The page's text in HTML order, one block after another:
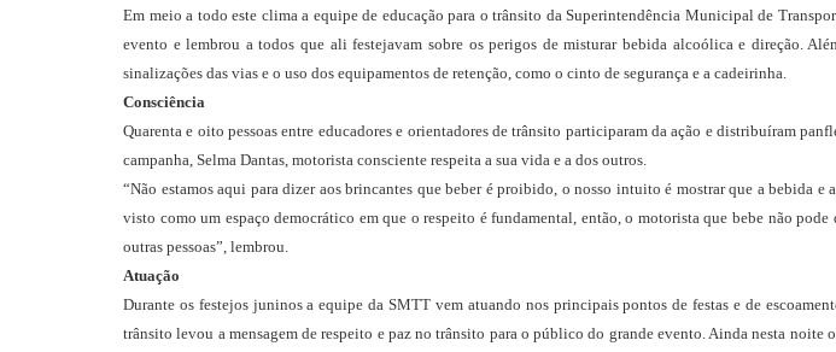
Em meio a todo este clima a equipe de educação para o trânsito da Superintendência Municipal de
evento e lembrou a todos que ali festejavam sobre os perigos de misturar bebida alcoólica e direção.
sinalizações das vias e o uso dos equipamentos de retenção, como o cinto de segurança e a cadeirinha.
Consciência
Quarenta e oito pessoas entre educadores e orientadores de trânsito participaram da ação e distribuíram
campanha, Selma Dantas, motorista consciente respeita a sua vida e a dos outros.
“Não estamos aqui para dizer aos brincantes que beber é proibido, o nosso intuito é mostrar que a bebida e
visto como um espaço democrático em que o respeito é fundamental, então, o motorista que bebe não
outras pessoas”, lembrou.
Atuação
Durante os festejos juninos a equipe da SMTT vem atuando nos principais pontos de festas e de
trânsito levou a mensagem de respeito e paz no trânsito para o público do grande evento. Ainda nesta